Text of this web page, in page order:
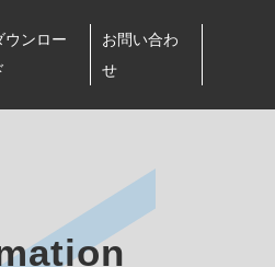
ウンロー
お問い合わ
せ